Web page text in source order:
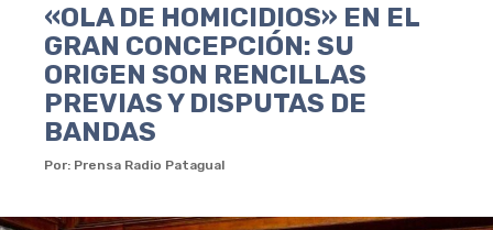
«OLA DE HOMICIDIOS» EN EL
GRAN CONCEPCIÓN: SU
ORIGEN SON RENCILLAS
PREVIAS Y DISPUTAS DE
BANDAS
Por: Prensa Radio Patagual